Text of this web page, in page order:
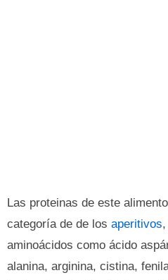
Las proteinas de este
categoría de de los aperitivos
aminoácidos como ácido
alanina, arginina, cistina,